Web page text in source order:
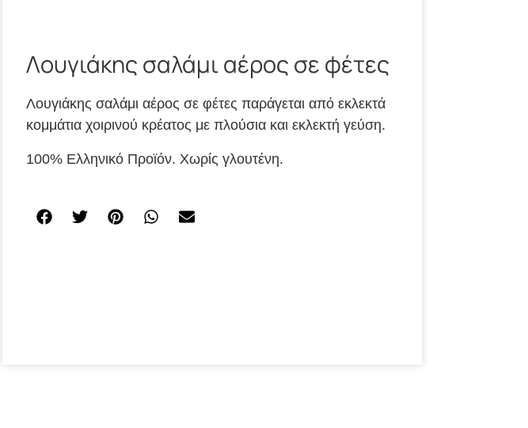
Λουγιάκης σαλάμι αέρος σε φέτες
Λουγιάκης σαλάμι αέρος σε φέτες παράγεται από εκλεκτά
κομμάτια χοιρινού κρέατος με πλούσια και εκλεκτή γεύση.
100% Ελληνικό Προϊόν. Χωρίς γλουτένη.